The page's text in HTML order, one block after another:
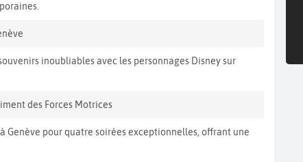
inoubliables avec les personnages Disney sur
des Forces Motrices
Genève pour quatre soirées exceptionnelles, offrant une